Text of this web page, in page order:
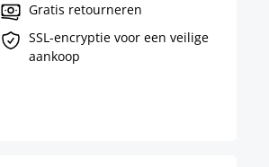
Gratis retourneren
SSL-encryptie voor een veilige
aankoop